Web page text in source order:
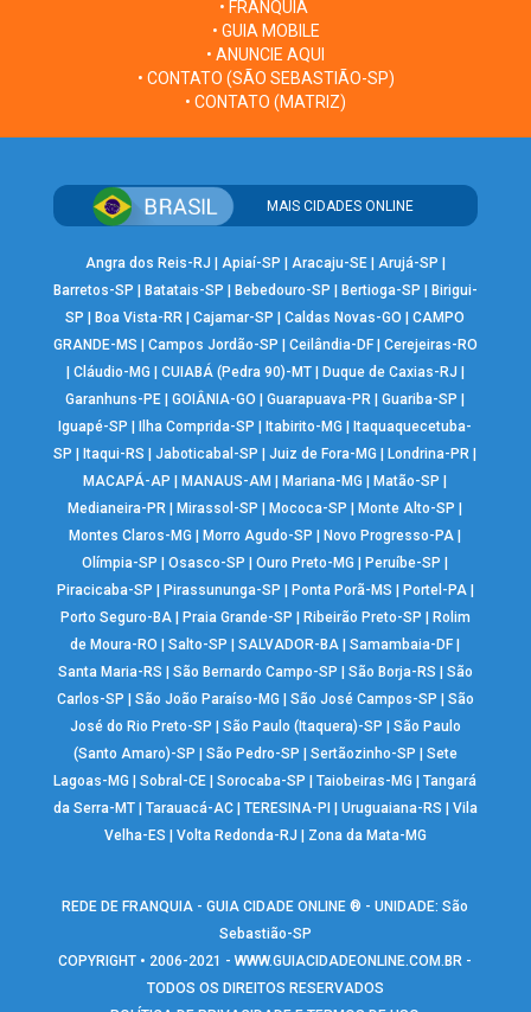
• FRANQUIA
• GUIA MOBILE
• ANUNCIE AQUI
• CONTATO (SÃO SEBASTIÃO-SP)
• CONTATO (MATRIZ)
MAIS CIDADES ONLINE
Angra dos Reis-RJ | Apiaí-SP | Aracaju-SE| Arujá-SP |
Barretos-SP | Batatais-SP | Bebedouro-SP | Bertioga-SP | Birigui-
SP |Boa Vista-RR |Cajamar-SP |Caldas Novas-GO |CAMPO
GRANDE-MS | Campos Jordão-SP | Ceilândia-DF| Cerejeiras-RO
| Cláudio-MG | CUIABÁ (Pedra 90)-MT| Duque de Caxias-RJ |
Garanhuns-PE |GOIÂNIA-GO |Guarapuava-PR |Guariba-SP |
Iguapé-SP |Ilha Comprida-SP |Itabirito-MG |Itaquaquecetuba-
SP |Itaqui-RS |Jaboticabal-SP |Juiz de Fora-MG |Londrina-PR |
MACAPÁ-AP |MANAUS-AM |Mariana-MG |Matão-SP |
Medianeira-PR |Mirassol-SP |Mococa-SP |Monte Alto-SP |
Montes Claros-MG |Morro Agudo-SP |Novo Progresso-PA |
Olímpia-SP |Osasco-SP |Ouro Preto-MG |Peruíbe-SP |
Piracicaba-SP | Pirassununga-SP | Ponta Porã-MS | Portel-PA|
Porto Seguro-BA| Praia Grande-SP | Ribeirão Preto-SP | Rolim
de Moura-RO |Salto-SP |SALVADOR-BA |Samambaia-DF |
Santa Maria-RS | São Bernardo Campo-SP | São Borja-RS | São
Carlos-SP | São João Paraíso-MG | São José Campos-SP | São
José do Rio Preto-SP | São Paulo (Itaquera)-SP | São Paulo
(Santo Amaro)-SP | São Pedro-SP | Sertãozinho-SP | Sete
Lagoas-MG |Sobral-CE |Sorocaba-SP |Taiobeiras-MG |Tangará
da Serra-MT| Tarauacá-AC| TERESINA-PI | Uruguaiana-RS | Vila
Velha-ES | Volta Redonda-RJ | Zona da Mata-MG
REDE DE FRANQUIA - GUIA CIDADE ONLINE ® - UNIDADE: São
Sebastião-SP
COPYRIGHT • 2006-2021 -WWW.GUIACIDADEONLINE.COM.BR -
TODOS OS DIREITOS RESERVADOS